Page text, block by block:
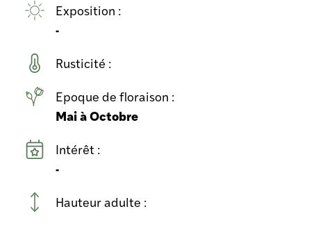
Exposition :
-
Rusticité :
Epoque de floraison :
Mai à Octobre
Intérêt :
-
Hauteur adulte :